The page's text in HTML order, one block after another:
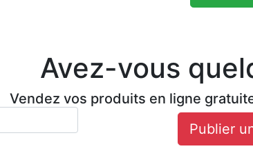
Avez-vous
Vendez vos produits en ligne
Publier